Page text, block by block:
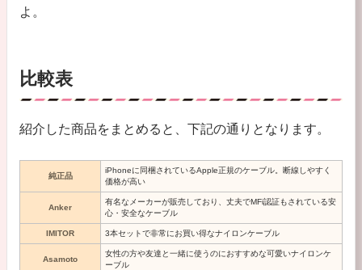
よ。
比較表
紹介した商品をまとめると、下記の通りとなります。
純正品
iPhoneに同梱されているApple正規のケーブル。断線しやすく
価格が高い
Anker
有名なメーカーが販売しており、丈夫でMFi認証もされている安
心・安全なケーブル
IMITOR 3本セットで非常にお買い得なナイロンケーブル
Asamoto
女性の方や友達と一緒に使うのにおすすめな可愛いナイロンケ
ーブル